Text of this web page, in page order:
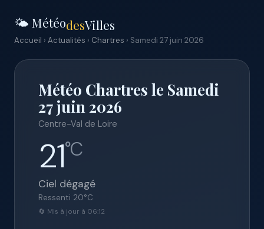
🌤️ MétéodesVilles
Accueil › Actualités › Chartres › Samedi 27 juin 2026
Météo Chartres le Samedi
27 juin 2026
Centre-Val de Loire
21°C
Ciel dégagé
Ressenti 20°C
🔄 Mis à jour à 06:12